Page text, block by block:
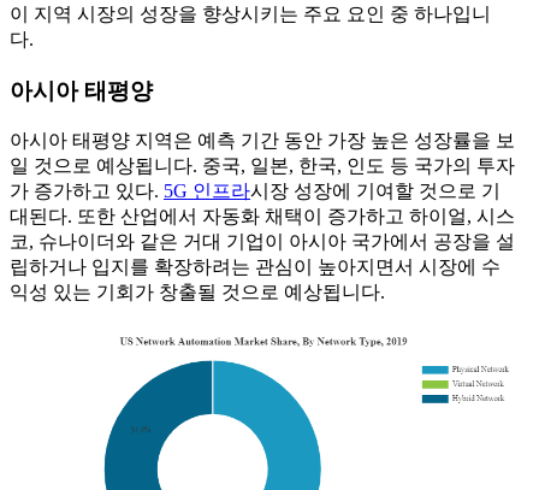
이 지역 시장의 성장을 향상시키는 주요 요인 중 하나입니
다.
아시아 태평양
아시아 태평양 지역은 예측 기간 동안 가장 높은 성장률을 보
일 것으로 예상됩니다. 중국, 일본, 한국, 인도 등 국가의 투자
가 증가하고 있다. 5G 인프라시장 성장에 기여할 것으로 기
대된다. 또한 산업에서 자동화 채택이 증가하고 하이얼, 시스
코, 슈나이더와 같은 거대 기업이 아시아 국가에서 공장을 설
립하거나 입지를 확장하려는 관심이 높아지면서 시장에 수
익성 있는 기회가 창출될 것으로 예상됩니다.